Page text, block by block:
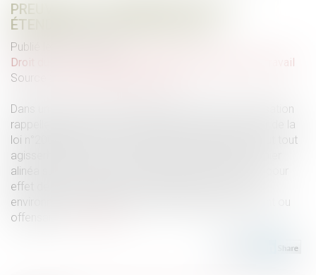
PREUVE DE LA DISCRIMINATION ET
ÉTENDUE DE L’OFFICE DU JUGE
Publié le :
Droit du travail - Salariés
Relation individuelles au travail
Source :
Dans un arrêt du 14 novembre 2024, la Cour de cassation
rappelle qu’en application de l’alinéa 3 de l'article 1er de la
loi n°2008-496 du 27 mai 2008, la discrimination inclut tout
agissement lié à l'un des motifs mentionnés au premier
alinéa subi par une personne et ayant pour objet ou pour
effet de porter atteinte à sa dignité ou de créer un
environnement intimidant, hostile, dégradant, humiliant ou
offensant...